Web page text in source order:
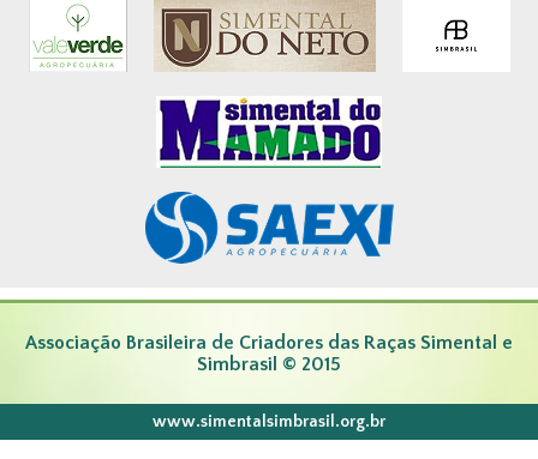
Associação Brasileira de Criadores das Raças Simental e
Simbrasil © 2015
www.simentalsimbrasil.org.br